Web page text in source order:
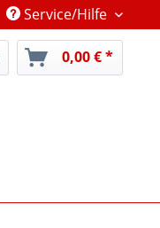
Service/Hilfe
0,00 € *